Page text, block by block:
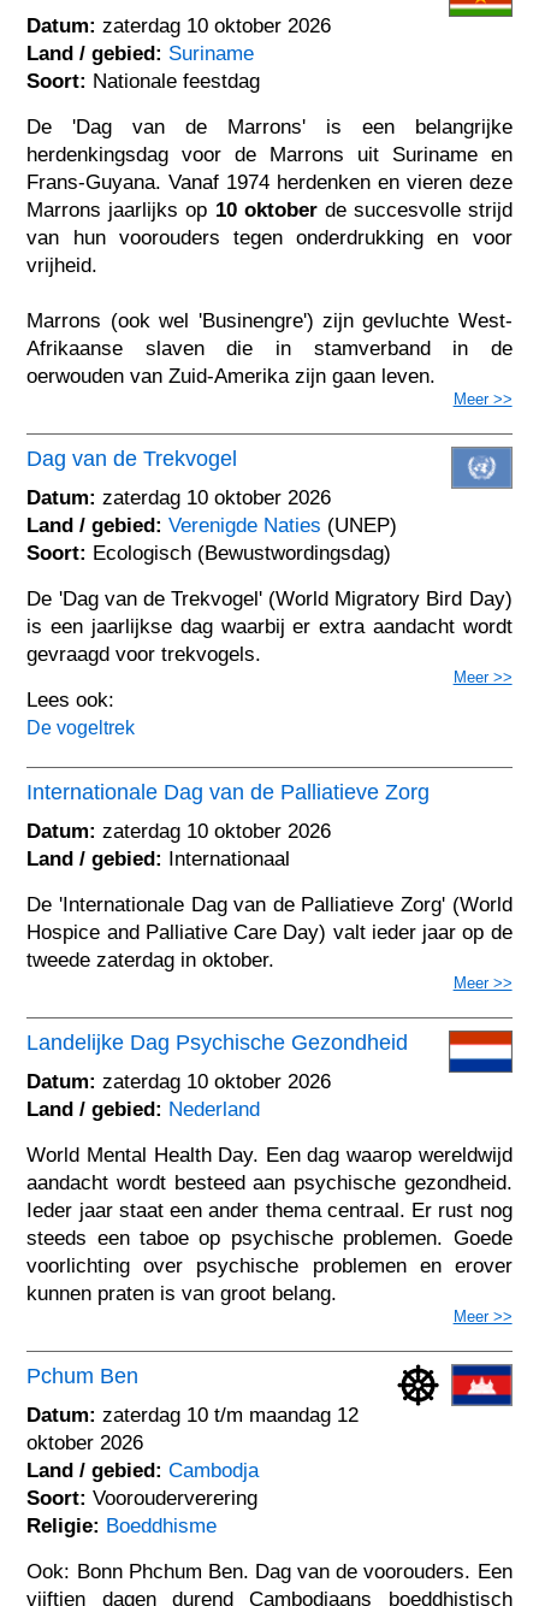
Datum: zaterdag 10 oktober 2026
Land / gebied: Suriname
Soort: Nationale feestdag
De 'Dag van de Marrons' is een belangrijke
herdenkingsdag voor de Marrons uit Suriname en
Frans-Guyana. Vanaf 1974 herdenken en vieren deze
Marrons jaarlijks op 10 oktoberde succesvolle strijd
van hun voorouders tegen onderdrukking en voor
vrijheid.
Marrons (ook wel 'Businengre') zijn gevluchte West-
Afrikaanse slaven die in stamverband in de
oerwouden van Zuid-Amerika zijn gaan leven.
Meer >>
Dag van de Trekvogel
Datum: zaterdag 10 oktober 2026
Land / gebied: Verenigde Naties (UNEP)
Soort: Ecologisch (Bewustwordingsdag)
De 'Dag van de Trekvogel' (World Migratory Bird Day)
is een jaarlijkse dag waarbij er extra aandacht wordt
gevraagd voor trekvogels.
Meer >>
Lees ook:
De vogeltrek
Internationale Dag van de Palliatieve Zorg
Datum: zaterdag 10 oktober 2026
Land / gebied: Internationaal
De 'Internationale Dag van de Palliatieve Zorg' (World
Hospice and Palliative Care Day) valt ieder jaar op de
tweede zaterdag in oktober.
Meer >>
Landelijke Dag Psychische Gezondheid
Datum: zaterdag 10 oktober 2026
Land / gebied: Nederland
World Mental Health Day. Een dag waarop wereldwijd
aandacht wordt besteed aan psychische gezondheid.
Ieder jaar staat een ander thema centraal. Er rust nog
steeds een taboe op psychische problemen. Goede
voorlichting over psychische problemen en erover
kunnen praten is van groot belang.
Meer >>
Pchum Ben
Datum: zaterdag 10 t/m maandag 12
oktober 2026
Land / gebied: Cambodja
Soort: Voorouderverering
Religie: Boeddhisme
Ook: Bonn Phchum Ben. Dag van de voorouders. Een
vijftien dagen durend Cambodjaans boeddhistisch